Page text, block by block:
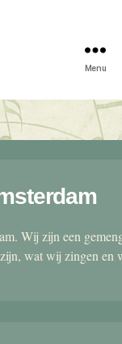
Menu
Wij zijn een
wat wij zingen en